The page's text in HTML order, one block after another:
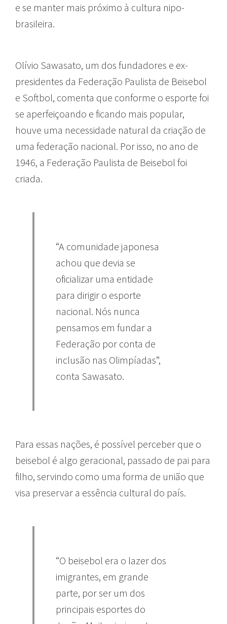
e se manter mais próximo à cultura nipo-
brasileira.
Olívio Sawasato, um dos fundadores e ex-
presidentes da Federação Paulista de Beisebol
e Softbol, comenta que conforme o esporte foi
se aperfeiçoando e ficando mais popular,
houve uma necessidade natural da criação de
uma federação nacional. Por isso, no ano de
1946, a Federação Paulista de Beisebol foi
criada.
“A comunidade japonesa
achou que devia se
oficializar uma entidade
para dirigir o esporte
nacional. Nós nunca
pensamos em fundar a
Federação por conta de
inclusão nas Olimpíadas”,
conta Sawasato.
Para essas nações, é possível perceber que o
beisebol é algo geracional, passado de pai para
filho, servindo como uma forma de união que
visa preservar a essência cultural do país.
“O beisebol era o lazer dos
imigrantes, em grande
parte, por ser um dos
principais esportes do